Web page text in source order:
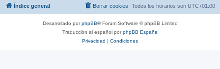
Índice general Todos los horarios son UTC+01:00
Borrar cookies
Desarrollado porphpBB® Forum Software © phpBB Limited
Traducción al español porphpBB España
Privacidad | Condiciones